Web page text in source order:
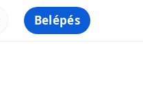
Belépés